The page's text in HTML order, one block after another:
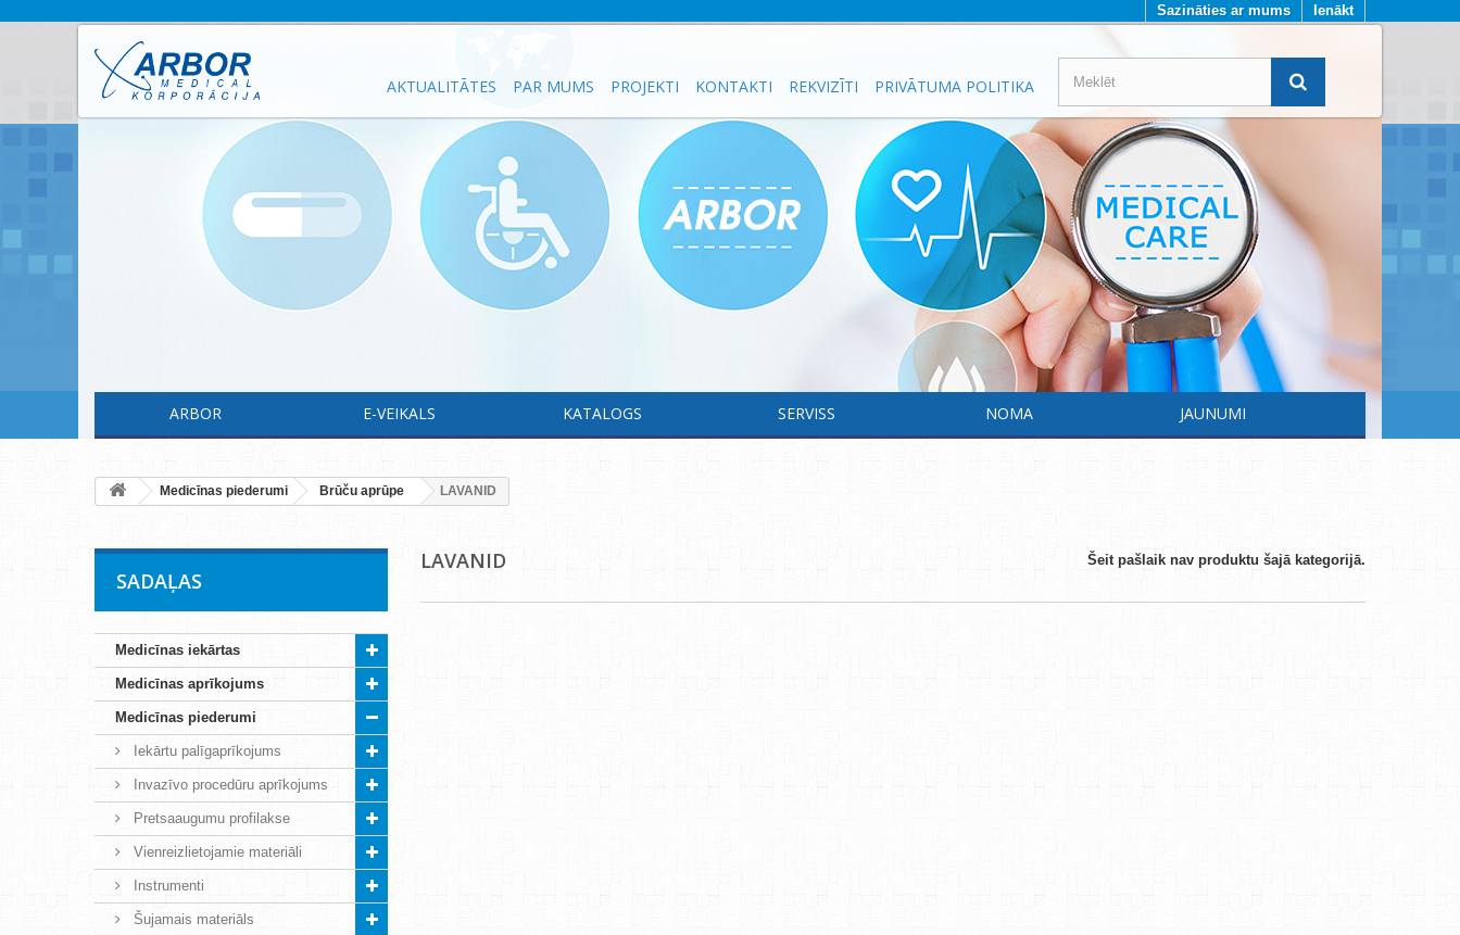
Ienākt
Sazināties ar mums
AKTUALITĀTES PAR MUMS PROJEKTI KONTAKTI REKVIZĪTI PRIVĀTUMA POLITIKA
ARBOR E-VEIKALS KATALOGS SERVISS NOMA JAUNUMI
Medicīnas piederumi Brūču aprūpe LAVANID
SADAĻAS
Medicīnas iekārtas
Medicīnas aprīkojums
Medicīnas piederumi
Iekārtu palīgaprīkojums
Invazīvo procedūru aprīkojums
Pretsaaugumu profilakse
Vienreizlietojamie materiāli
Instrumenti
Šujamais materiāls
LAVANID Šeit pašlaik nav produktu šajā kategorijā.